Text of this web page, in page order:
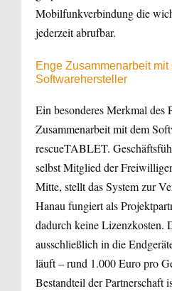
Mobilfunkverbindung die
jederzeit abrufbar.
Enge Zusammenarbeit mit
Softwarehersteller
Ein besonderes Merkmal des
Zusammenarbeit mit dem
rescueTABLET.
selbst Mitglied der
Mitte, stellt das System zur
Hanau fungiert als
dadurch keine Lizenzkosten.
ausschließlich in die
läuft – rund 1.000 Euro pro
Bestandteil der Partnerschaft